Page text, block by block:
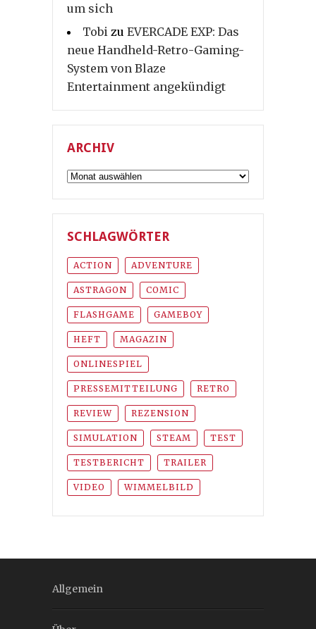
um sich
Tobi zu EVERCADE EXP: Das
neue Handheld-Retro-Gaming-
System von Blaze
Entertainment angekündigt
ARCHIV
Archiv
SCHLAGWÖRTER
ACTION ADVENTURE
ASTRAGON COMIC
FLASHGAME GAMEBOY
HEFT MAGAZIN
ONLINESPIEL
PRESSEMITTEILUNG RETRO
REVIEW REZENSION
SIMULATION STEAM TEST
TESTBERICHT TRAILER
VIDEO WIMMELBILD
Allgemein